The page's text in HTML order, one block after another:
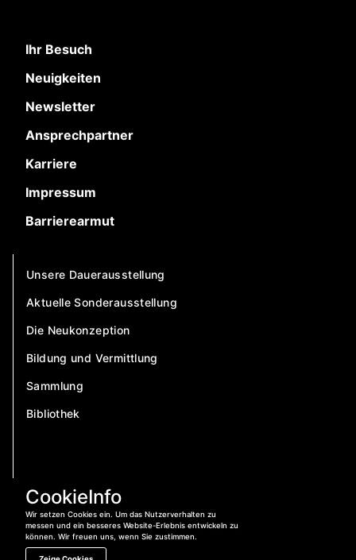
CookieInfo
Wir setzen Cookies ein. Um das Nutzerverhalten zu
messen und ein besseres Website-Erlebnis entwickeln zu
können. Wir freuen uns, wenn Sie zustimmen.
Ihr Besuch
Neuigkeiten
Newsletter
Ansprechpartner
Karriere
Impressum
Barrierearmut
Unsere Dauerausstellung
Aktuelle Sonderausstellung
Die Neukonzeption
Bildung und Vermittlung
Sammlung
Bibliothek